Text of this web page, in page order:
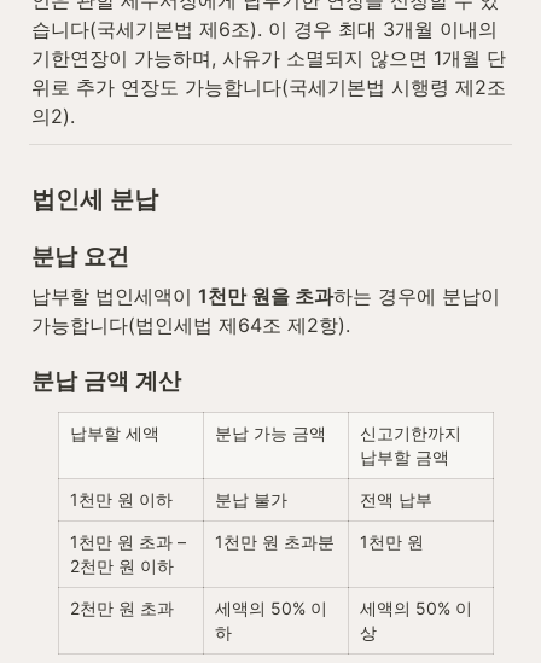
습니다(국세기본법 제6조). 이 경우 최대 3개월 이내의
기한연장이 가능하며, 사유가 소멸되지 않으면 1개월 단
위로 추가 연장도 가능합니다(국세기본법 시행령 제2조
의2).
법인세 분납
분납 요건
납부할 법인세액이 1천만 원을 초과하는 경우에 분납이
가능합니다(법인세법 제64조 제2항).
분납 금액 계산
납부할 세액 분납 가능 금액
신고기한까지
납부할 금액
1천만 원 이하 분납 불가 전액 납부
1천만 원 초과 –
2천만 원 이하
1천만 원 초과분 1천만 원
2천만 원 초과
세액의 50% 이
하
세액의 50% 이
상